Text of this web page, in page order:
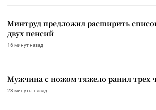
Минтруд предложил расширить
двух пенсий
16 минут назад
Мужчина с ножом тяжело ранил трех
23 минуты назад